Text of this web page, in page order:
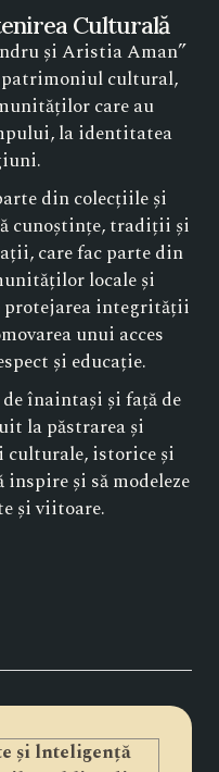
Culturală
și Aristia Aman”
patrimoniul cultural,
care au
la identitatea
din colecțiile și
cunoștințe, tradiții și
care fac parte din
locale și
protejarea integrității
unui acces
și educație.
înaintași și față de
la păstrarea și
culturale, istorice și
și să modeleze
și viitoare.
și lnteligență